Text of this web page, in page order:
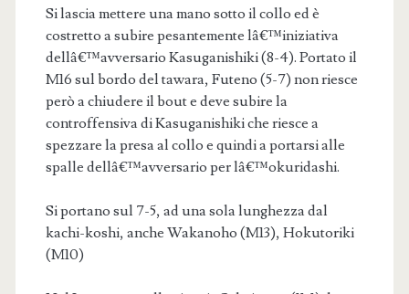
Si lascia mettere una mano sotto il collo ed è
costretto a subire pesantemente lâ€™iniziativa
dellâ€™avversario Kasuganishiki (8-4). Portato il
M16 sul bordo del tawara, Futeno (5-7) non riesce
però a chiudere il bout e deve subire la
controffensiva di Kasuganishiki che riesce a
spezzare la presa al collo e quindi a portarsi alle
spalle dellâ€™avversario per lâ€™okuridashi.
Si portano sul 7-5, ad una sola lunghezza dal
kachi-koshi, anche Wakanoho (M13), Hokutoriki
(M10)